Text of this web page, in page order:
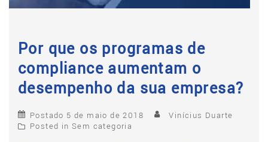
Por que os programas de
compliance aumentam o
desempenho da sua empresa?
Postado 5 de maio de 2018
Vinícius Duarte
Posted inSem categoria